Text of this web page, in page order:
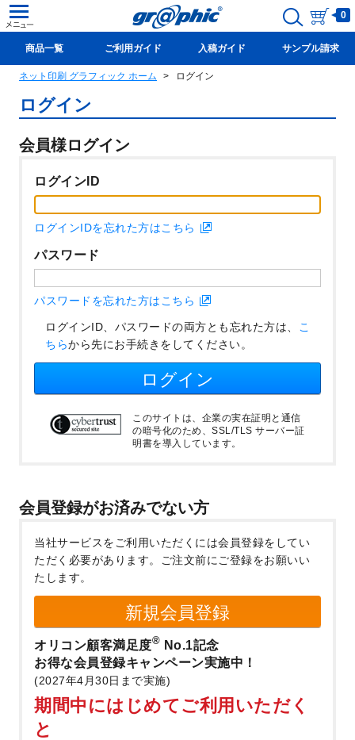
0
商品一覧 ご利用ガイド 入稿ガイド サンプル請求
新規会員登録(無料)
ネット印刷 グラフィック ホーム ログイン
ログイン
会員様ログイン
ログインID
ログインIDを忘れた方はこちら
パスワード
パスワードを忘れた方はこちら
ログインID、パスワードの両方とも忘れた方は、 こ
ちらから先にお手続きをしてください。
ログイン
このサイトは、企業の実在証明と通信
の暗号化のため、SSL/TLS サーバー証
明書を導入しています。
会員登録がお済みでない方
当社サービスをご利用いただくには会員登録をしてい
ただく必要があります。
ご注文前にご登録をお願いい
たします。
新規会員登録
オリコン顧客満足度® No.1記念
お得な会員登録キャンペーン実施中！
(2027年4月30日まで実施)
期間中にはじめてご利用いただく
と